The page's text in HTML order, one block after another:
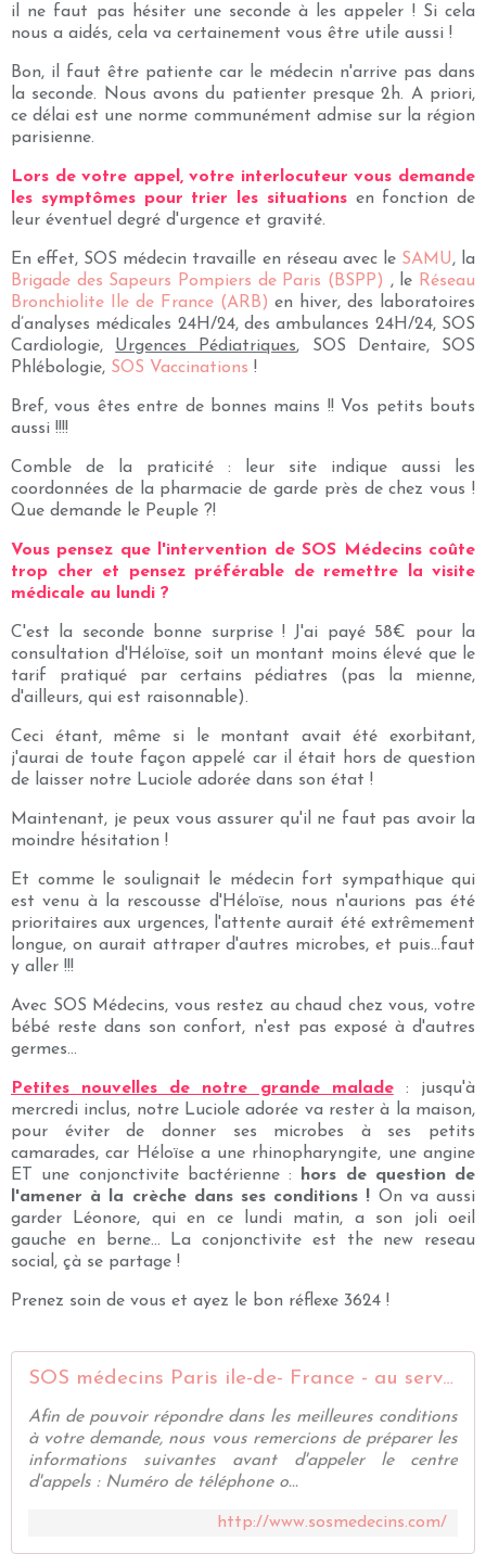
il ne faut pas hésiter une seconde à les appeler ! Si cela
nous a aidés, cela va certainement vous être utile aussi !
Bon, il faut être patiente car le médecin n'arrive pas dans
la seconde. Nous avons du patienter presque 2h. A priori,
ce délai est une norme communément admise sur la région
parisienne.
Lors de votre appel, votre interlocuteur vous demande
les symptômes pour trier les situationsen fonction de
leur éventuel degré d'urgence et gravité.
En effet, SOS médecin travaille en réseau avec le SAMU, la
Brigade des Sapeurs Pompiers de Paris (BSPP) , le Réseau
Bronchiolite Ile de France (ARB) en hiver, des laboratoires
d’analyses médicales 24H/24, des ambulances 24H/24, SOS
Cardiologie, Urgences Pédiatriques, SOS Dentaire, SOS
Phlébologie, SOS Vaccinations !
Bref, vous êtes entre de bonnes mains !! Vos petits bouts
aussi !!!!
Comble de la praticité : leur site indique aussi les
coordonnées de la pharmacie de garde près de chez vous !
Que demande le Peuple ?!
Vous pensez que l'intervention de SOS Médecins coûte
trop cher et pensez préférable de remettre la visite
médicale au lundi ?
C'est la seconde bonne surprise ! J'ai payé 58€ pour la
consultation d'Héloïse, soit un montant moins élevé que le
tarif pratiqué par certains pédiatres (pas la mienne,
d'ailleurs, qui est raisonnable).
Ceci étant, même si le montant avait été exorbitant,
j'aurai de toute façon appelé car il était hors de question
de laisser notre Luciole adorée dans son état !
Maintenant, je peux vous assurer qu'il ne faut pas avoir la
moindre hésitation !
Et comme le soulignait le médecin fort sympathique qui
est venu à la rescousse d'Héloïse, nous n'aurions pas été
prioritaires aux urgences, l'attente aurait été extrêmement
longue, on aurait attraper d'autres microbes, et puis...faut
y aller !!!
Avec SOS Médecins, vous restez au chaud chez vous, votre
bébé reste dans son confort, n'est pas exposé à d'autres
germes...
Petites nouvelles de notre grande malade: jusqu'à
mercredi inclus, notre Luciole adorée va rester à la maison,
pour éviter de donner ses microbes à ses petits
camarades, car Héloïse a une rhinopharyngite, une angine
ET une conjonctivite bactérienne :
hors de question de
l'amener à la crèche dans ses conditions ! On va aussi
garder Léonore, qui en ce lundi matin, a son joli oeil
gauche en berne... La conjonctivite est the new reseau
social, çà se partage !
Prenez soin de vous et ayez le bon réflexe 3624 !
SOS médecins Paris ile-de- France - au service du patient 24h sur 24 depuis 1966
Afin de pouvoir répondre dans les meilleures conditions
à votre demande, nous vous remercions de préparer les
informations suivantes avant d'appeler le centre
d'appels : Numéro de téléphone o...
http://www.sosmedecins.com/